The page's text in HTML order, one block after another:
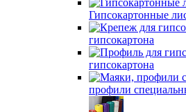
Гипсокартонные
гипсокартона
гипсокартона
профили